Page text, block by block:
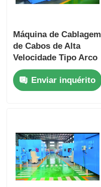
Máquina de Cablagem
de Cabos de Alta
Velocidade Tipo Arco
com Controle PLC
Estrutura de Aço
Pesado
Enviar inquérito